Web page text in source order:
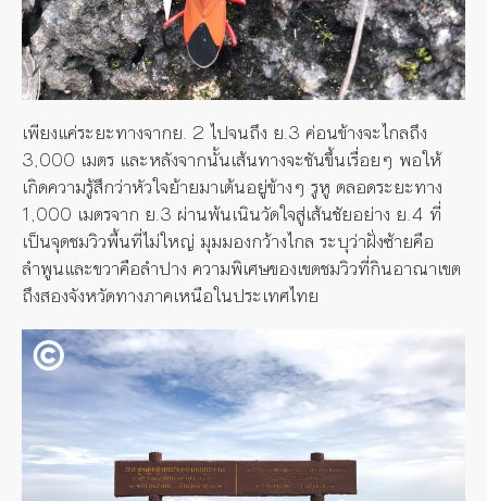
เพียงแค่ระยะทางจากย. 2 ไปจนถึง ย.3 ค่อนข้างจะไกลถึง
3,000 เมตร และหลังจากนั้นเส้นทางจะชันขึ้นเรื่อยๆ พอให้
เกิดความรู้สึกว่าหัวใจย้ายมาเต้นอยู่ข้างๆ รูหู ตลอดระยะทาง
1,000 เมตรจาก ย.3 ผ่านพ้นเนินวัดใจสู่เส้นชัยอย่าง ย.4 ที่
เป็นจุดชมวิวพื้นที่ไม่ใหญ่ มุมมองกว้างไกล ระบุว่าฝั่งซ้ายคือ
ลำพูนและขวาคือลำปาง ความพิเศษของเขตชมวิวที่กินอาณาเขต
ถึงสองจังหวัดทางภาคเหนือในประเทศไทย